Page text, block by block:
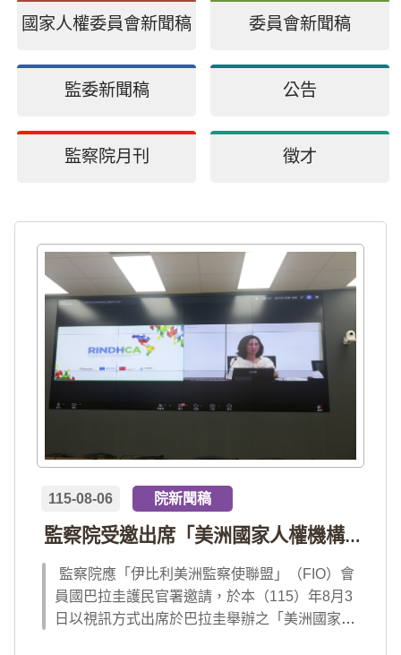
國家人權委員會新聞稿 委員會新聞稿
監委新聞稿 公告
監察院月刊 徵才
監察院受邀出席「美洲國家人權機構網絡」年會 分享我國氣候災害防治經驗 打造國際永續韌性
115-08-06 院新聞稿
監察院應「伊比利美洲監察使聯盟」（FIO）會
員國巴拉圭護民官署邀請，於本（115）年8月3
日以視訊方式出席於巴拉圭舉辦之「美洲國家人